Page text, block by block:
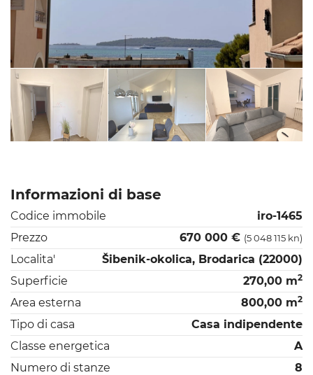
Informazioni di base
Codice immobile
iro-1465
Prezzo
670 000 € (5 048 115 kn)
Localita'
Šibenik-okolica, Brodarica (22000)
Superficie
270,00 m2
Area esterna 800,00 m2
Tipo di casa
Casa indipendente
Classe energetica
A
Numero di stanze
8